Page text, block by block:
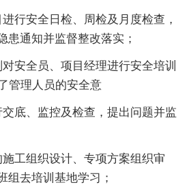
行安全日检、周检及月度检查，
患通知并监督整改落实；
安全员、项目经理进行安全培训
管理人员的安全意
底、监控及检查，提出问题并监
工组织设计、专项方案组织审
组去培训基地学习；